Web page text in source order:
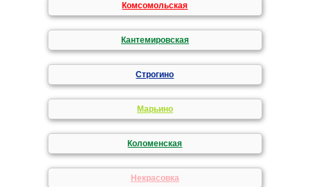
Комсомольская
Кантемировская
Строгино
Марьино
Коломенская
Некрасовка